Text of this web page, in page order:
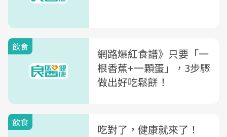
飲食
網路爆紅食譜》只要「一
根香蕉+一顆蛋」，3步驟
做出好吃鬆餅！
飲食 吃對了，健康就來了！